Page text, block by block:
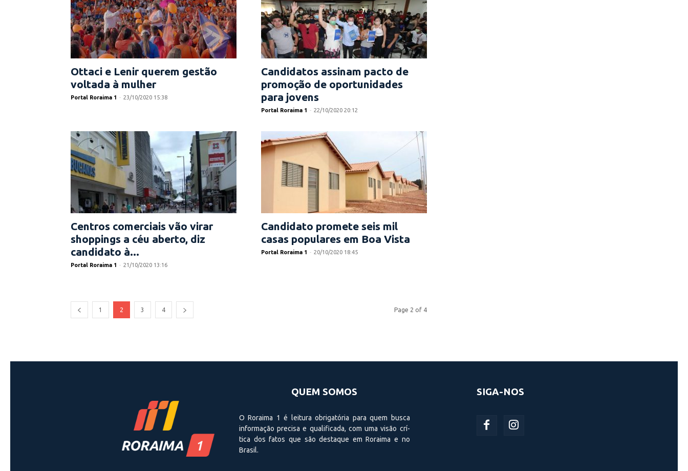
Ottaci e Lenir querem gestão
voltada à mulher
Portal Roraima 1 - 23/10/2020 15:38
Candidatos assinam pacto de
promoção de oportunidades
para jovens
Portal Roraima 1 - 22/10/2020 20:12
Centros comerciais vão virar
shoppings a céu aberto, diz
candidato à...
Portal Roraima 1 - 21/10/2020 13:16
Candidato promete seis mil
casas populares em Boa Vista
Portal Roraima 1 - 20/10/2020 18:45
1 2 3 4 Page 2 of 4
QUEM SOMOS
O Roraima 1 é leitura obrigatória para quem busca
informação precisa e qualificada, com uma visão crí­
tica dos fatos que são destaque em Roraima e no
Brasil.
SIGA-NOS